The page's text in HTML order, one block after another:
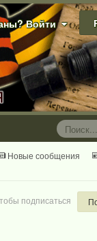
Войти
Новые сообщения
подписаться